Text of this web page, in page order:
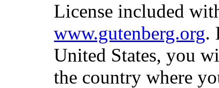
License included
www.gutenberg.org.
United States, you
the country where